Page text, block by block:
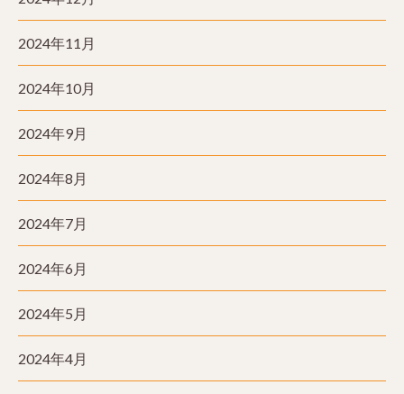
2024年11月
2024年10月
2024年9月
2024年8月
2024年7月
2024年6月
2024年5月
2024年4月